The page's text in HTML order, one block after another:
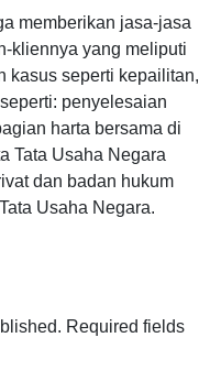
memberikan jasa-jasa
kliennya yang meliputi
kasus seperti kepailitan,
penyelesaian
harta bersama di
Tata Usaha Negara
dan badan hukum
Usaha Negara.
Required fields